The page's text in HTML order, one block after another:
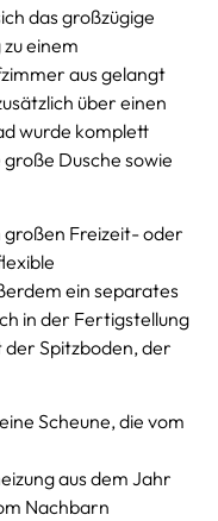
das großzügige
einem
aus gelangt
über einen
wurde komplett
Dusche sowie
großen Freizeit- oder
ein separates
in der Fertigstellung
Spitzboden, der
Scheune, die vom
aus dem Jahr
Nachbarn